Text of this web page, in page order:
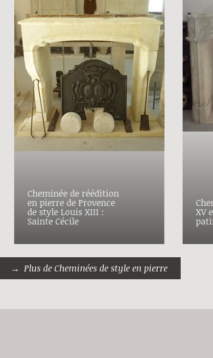
Cheminée de réédition
en pierre de Provence
de style Louis XIII :
Sainte Cécile
XV
Plus de Cheminées de style en pierre